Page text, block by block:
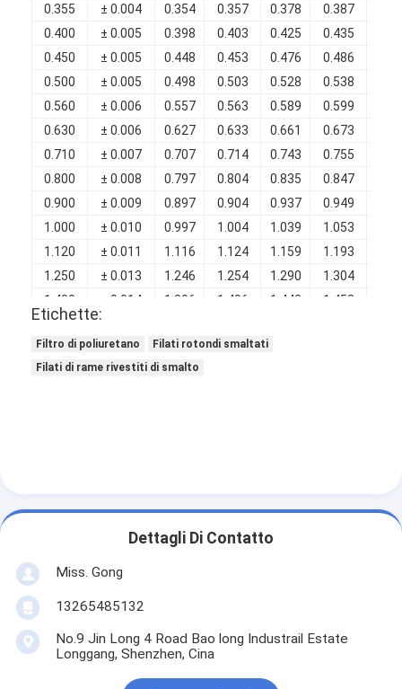
cavo del litz
Cavi magnetici ad alta temperatura
0.355
± 0.004 0.354 0.357 0.378 0.387
0.400
± 0.005 0.398 0.403 0.425 0.435
0.450
± 0.005 0.448 0.453 0.476 0.486
0.500
± 0.005 0.498 0.503 0.528 0.538
0.560
± 0.006 0.557 0.563 0.589 0.599
0.630
± 0.006 0.627 0.633 0.661 0.673
0.710
± 0.007 0.707 0.714 0.743 0.755
0.800
± 0.008 0.797 0.804 0.835 0.847
0.900
± 0.009 0.897 0.904 0.937 0.949
1.000
± 0.010 0.997 1.004 1.039 1.053
1.120
± 0.011 1.116 1.124 1.159 1.193
1.250
± 0.013 1.246 1.254 1.290 1.304
1.400
± 0.014 1.396 1.406 1.443 1.458
1.600
± 0.016
Etichette:
Filtro di poliuretano
Filati rotondi smaltati
Filati di rame rivestiti di smalto
Dettagli Di Contatto
Miss. Gong
13265485132
No.9 Jin Long 4 Road Bao long Industrail Estate
Longgang, Shenzhen, Cina